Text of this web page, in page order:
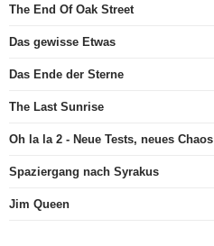
The End Of Oak Street
Das gewisse Etwas
Das Ende der Sterne
The Last Sunrise
Oh la la 2 - Neue Tests, neues Chaos
Spaziergang nach Syrakus
Jim Queen